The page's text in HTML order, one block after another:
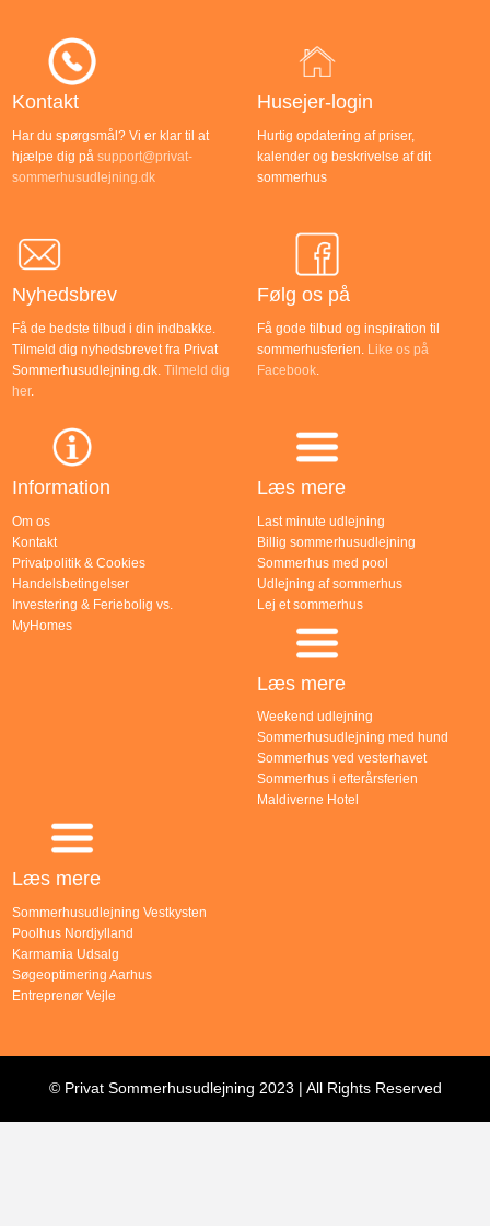
Kontakt
Har du spørgsmål? Vi er klar til at
hjælpe dig på support@privat-
sommerhusudlejning.dk
Husejer-login
Hurtig opdatering af priser,
kalender og beskrivelse af dit
sommerhus
Nyhedsbrev
Få de bedste tilbud i din indbakke.
Tilmeld dig nyhedsbrevet fra Privat
Sommerhusudlejning.dk. Tilmeld dig
her.
Følg os på
Få gode tilbud og inspiration til
sommerhusferien. Like os på
Facebook.
Information
Om os
Kontakt
Privatpolitik & Cookies
Handelsbetingelser
Investering & Feriebolig vs.
MyHomes
Læs mere
Last minute udlejning
Billig sommerhusudlejning
Sommerhus med pool
Udlejning af sommerhus
Lej et sommerhus
Læs mere
Weekend udlejning
Sommerhusudlejning med hund
Sommerhus ved vesterhavet
Sommerhus i efterårsferien
Maldiverne Hotel
Læs mere
Sommerhusudlejning Vestkysten
Poolhus Nordjylland
Karmamia Udsalg
Søgeoptimering Aarhus
Entreprenør Vejle
© Privat Sommerhusudlejning 2023 | All Rights Reserved